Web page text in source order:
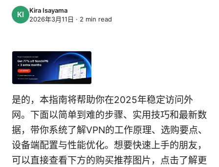
Kira Isayama
2026年3月11日 · 2 min read
是的，本指南将帮助你在2025年稳定访问外
网。下面以简单到难的步骤、实用技巧和最新数
据，带你系统了解VPN的工作原理、选购要点、
设备端配置与性能优化。想要快速上手的朋友，
可以直接查看下方的购买推荐图片，点击了解更